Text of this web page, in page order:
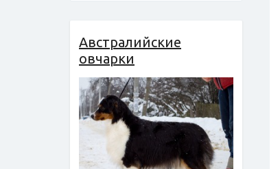
Австралийские
овчарки